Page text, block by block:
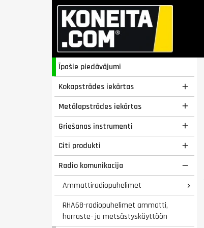
Īpašie piedāvājumi
Kokapstrādes iekārtas

Metālapstrādes iekārtas 
Griešanas instrumenti 
Citi produkti 
Radio komunikacija 
Ammattiradiopuhelimet 
RHA68-radiopuhelimet ammatti,
harraste- ja metsästyskäyttöön